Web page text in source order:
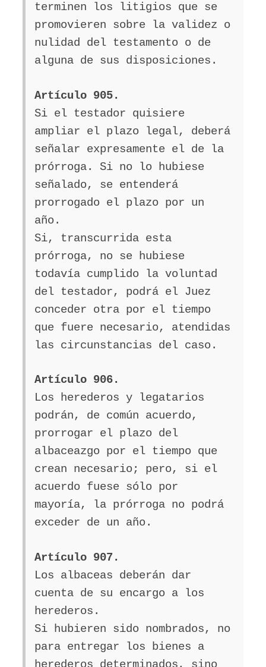
terminen los litigios que se
promovieren sobre la validez o
nulidad del testamento o de
alguna de sus disposiciones.
Artículo 905.
Si el testador quisiere
ampliar el plazo legal, deberá
señalar expresamente el de la
prórroga. Si no lo hubiese
señalado, se entenderá
prorrogado el plazo por un
año.
Si, transcurrida esta
prórroga, no se hubiese
todavía cumplido la voluntad
del testador, podrá el Juez
conceder otra por el tiempo
que fuere necesario, atendidas
las circunstancias del caso.
Artículo 906.
Los herederos y legatarios
podrán, de común acuerdo,
prorrogar el plazo del
albaceazgo por el tiempo que
crean necesario; pero, si el
acuerdo fuese sólo por
mayoría, la prórroga no podrá
exceder de un año.
Artículo 907.
Los albaceas deberán dar
cuenta de su encargo a los
herederos.
Si hubieren sido nombrados, no
para entregar los bienes a
herederos determinados, sino